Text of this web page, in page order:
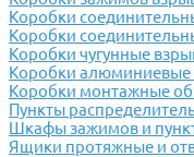
Коробки
Коробки
Коробки чугунные
Коробки
Коробки монтажные
Пункты
Шкафы зажимов и
Ящики протяжные и